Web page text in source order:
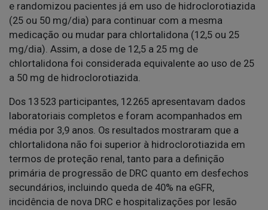
e randomizou pacientes já em uso de hidroclorotiazida
(25 ou 50 mg/dia) para continuar com a mesma
medicação ou mudar para chlortalidona (12,5 ou 25
mg/dia). Assim, a dose de 12,5 a 25 mg de
chlortalidona foi considerada equivalente ao uso de 25
a 50 mg de hidroclorotiazida.
Dos 13 523 participantes, 12 265 apresentavam dados
laboratoriais completos e foram acompanhados em
média por 3,9 anos. Os resultados mostraram que a
chlortalidona não foi superior à hidroclorotiazida em
termos de proteção renal, tanto para a definição
primária de progressão de DRC quanto em desfechos
secundários, incluindo queda de 40% na eGFR,
incidência de nova DRC e hospitalizações por lesão